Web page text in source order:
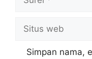
Situs
web
Simpan nama,